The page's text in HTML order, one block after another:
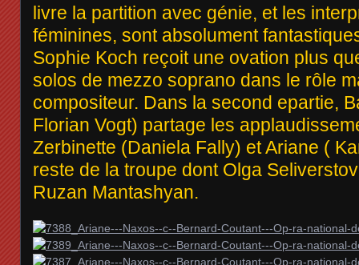
livre la partition avec génie, et les
féminines, sont absolument
Sophie Koch reçoit une ovation plus
solos de mezzo soprano dans le rôle
compositeur. Dans la second epartie,
Florian Vogt) partage les
Zerbinette (Daniela Fally) et Ariane (
reste de la troupe dont Olga
Ruzan Mantashyan.